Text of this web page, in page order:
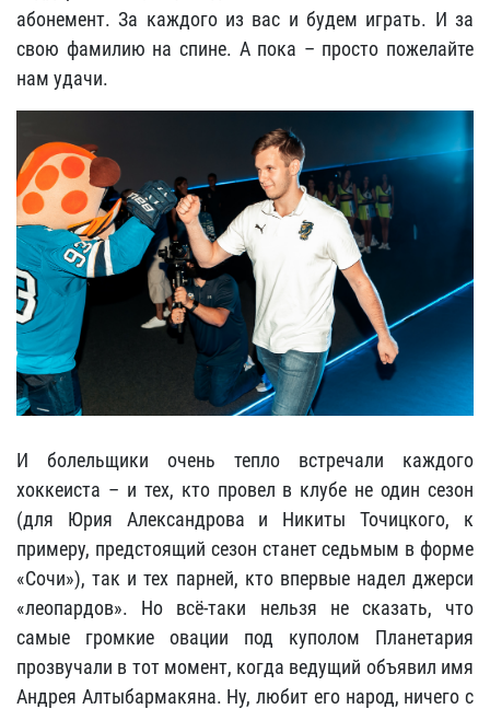
абонемент. За каждого из вас и будем играть. И за
свою фамилию на спине. А пока – просто пожелайте
нам удачи.
И болельщики очень тепло встречали каждого
хоккеиста – и тех, кто провел в клубе не один сезон
(для Юрия Александрова и Никиты Точицкого, к
примеру, предстоящий сезон станет седьмым в форме
«Сочи»), так и тех парней, кто впервые надел джерси
«леопардов». Но всё-таки нельзя не сказать, что
самые громкие овации под куполом Планетария
прозвучали в тот момент, когда ведущий объявил имя
Андрея Алтыбармакяна. Ну, любит его народ, ничего с